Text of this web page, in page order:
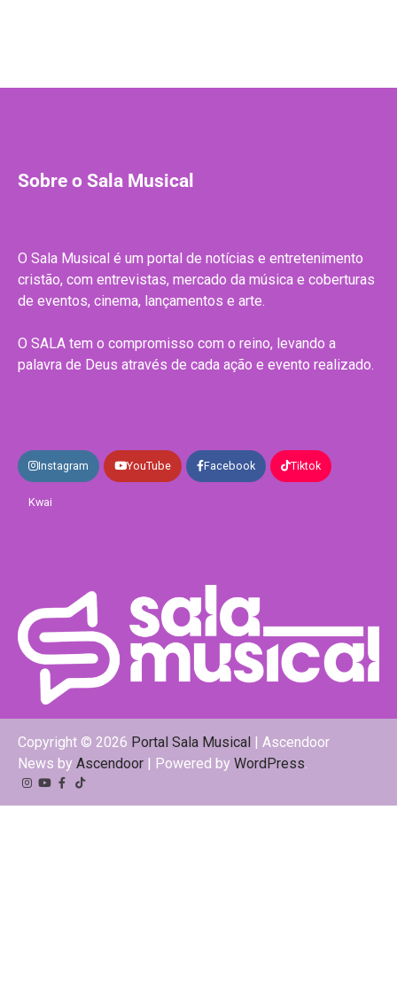
Sobre o Sala Musical
O Sala Musical é um portal de notícias e entretenimento
cristão, com entrevistas, mercado da música e coberturas
de eventos, cinema, lançamentos e arte.
O SALA tem o compromisso com o reino, levando a
palavra de Deus através de cada ação e evento realizado.
Instagram YouTube Facebook Tiktok
Kwai
Copyright © 2026 Portal Sala Musical
| Ascendoor
News by Ascendoor | Powered by WordPress.
Instagram
YouTube
Facebook
Tiktok